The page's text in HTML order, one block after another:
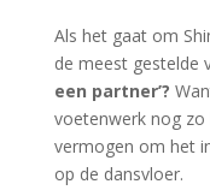
Als het gaat om
de meest gestelde
een partner’?
voetenwerk nog
vermogen om het
op de dansvloer.